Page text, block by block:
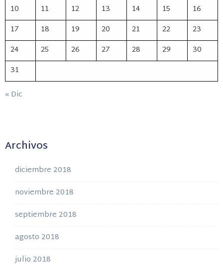
10 11 12 13 14 15
16
17
18 19 20 21 22
23
24
25 26 27 28 29
30
31
« Dic
Archivos
diciembre 2018
noviembre 2018
septiembre 2018
agosto 2018
julio 2018